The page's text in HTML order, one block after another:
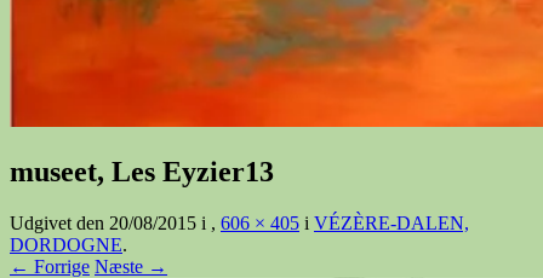
museet, Les Eyzier13
Udgivet den 20/08/2015 i , 606 × 405 i VÉZÈRE-DALEN,
DORDOGNE.
← Forrige Næste →